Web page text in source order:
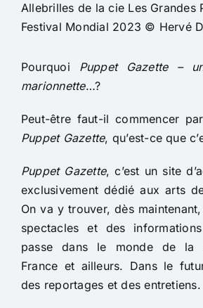
Allebrilles de la cie Les Grandes
Festival Mondial 2023 © Hervé
Pourquoi Puppet Gazette –
marionnette…?
Peut-être faut-il commencer
Puppet Gazette, qu’est-ce que
Puppet Gazette, c’est un site
exclusivement dédié aux arts
On va y trouver, dès
spectacles et des
passe dans le monde de la
France et ailleurs. Dans le
des reportages et des entretiens.